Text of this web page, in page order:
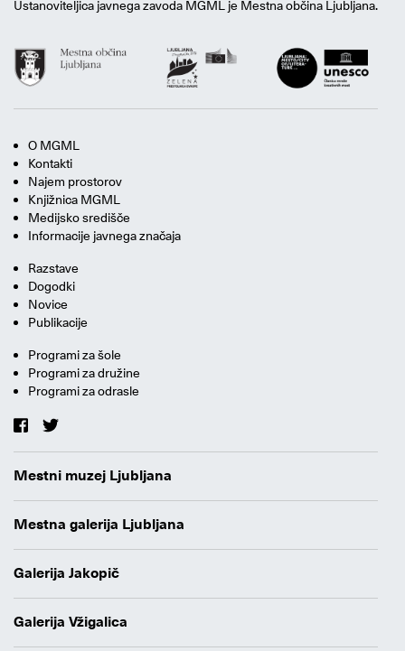
Ustanoviteljica javnega zavoda MGML je Mestna občina Ljubljana.
O MGML
Kontakti
Najem prostorov
Knjižnica MGML
Medijsko središče
Informacije javnega značaja
Razstave
Dogodki
Novice
Publikacije
Programi za šole
Programi za družine
Programi za odrasle
Mestni muzej Ljubljana
Mestna galerija Ljubljana
Galerija Jakopič
Galerija Vžigalica